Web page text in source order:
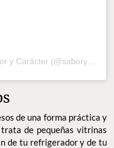
de una forma práctica y
de pequeñas vitrinas
de tu refrigerador y de tu